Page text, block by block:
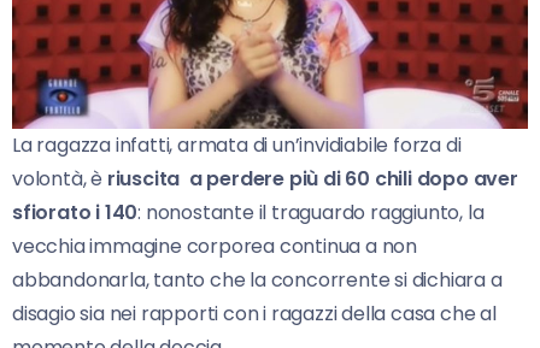
La ragazza infatti, armata di un’invidiabile forza di
volontà, è riuscita a perdere più di 60 chili dopo aver
sfiorato i 140: nonostante il traguardo raggiunto, la
vecchia immagine corporea continua a non
abbandonarla, tanto che la concorrente si dichiara a
disagio sia nei rapporti con i ragazzi della casa che al